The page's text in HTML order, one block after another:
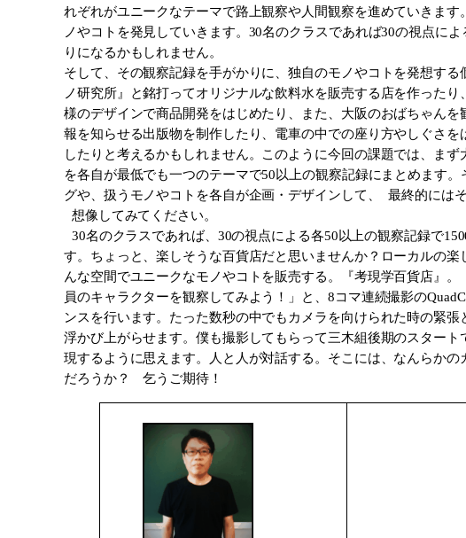
れぞれがユニークなテーマで路上観察や人間観察を進めていきま
ノやコトを発見していきます。30名のクラスであれば30の視点に
りになるかもしれません。
そして、その観察記録を手がかりに、独自のモノやコトを発想す
ノ研究所』と銘打ってオリジナルな飲料水を販売する店を作った
様のデザインで商品開発をはじめたり、また、大阪のおばちゃん
報を知らせる出版物を制作したり、電車の中での座り方やしぐさ
したりと考えるかもしれません。このように今回の課題では、ま
を各自が最低でも一つのテーマで50以上の観察記録にまとめます
グや、扱うモノやコトを各自が企画・デザインして、 最終的には
想像してみてください。
30名のクラスであれば、30の視点による各50以上の観察記録で
す。ちょっと、楽しそうな百貨店だと思いませんか？ローカルの
んな空間でユニークなモノやコトを販売する。『考現学百貨店』
員のキャラクターを観察してみよう！」と、8コマ連続撮影の
ンスを行います。たった数秒の中でもカメラを向けられた時の緊
浮かび上がらせます。僕も撮影してもらって三木組後期のスター
現するように思えます。人と人が対話する。そこには、なんらか
だろうか？ 乞うご期待！